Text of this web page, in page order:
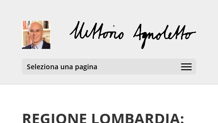
Seleziona una pagina
REGIONE LOMBARDIA: